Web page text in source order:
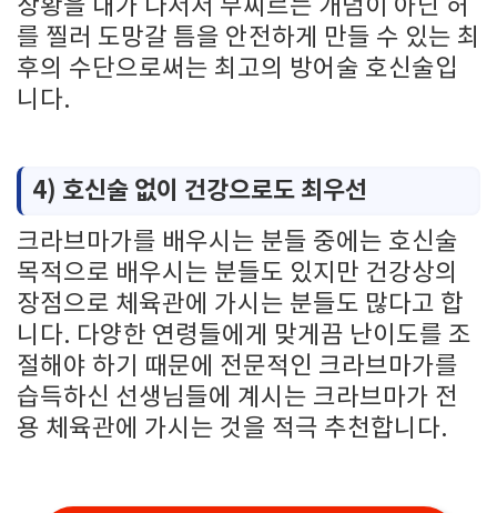
상황을 내가 나서서 무찌르는 개념이 아닌 허
를 찔러 도망갈 틈을 안전하게 만들 수 있는 최
후의 수단으로써는 최고의 방어술 호신술입
니다.
4) 호신술 없이 건강으로도 최우선
크라브마가를 배우시는 분들 중에는 호신술
목적으로 배우시는 분들도 있지만 건강상의
장점으로 체육관에 가시는 분들도 많다고 합
니다. 다양한 연령들에게 맞게끔 난이도를 조
절해야 하기 때문에 전문적인 크라브마가를
습득하신 선생님들에 계시는 크라브마가 전
용 체육관에 가시는 것을 적극 추천합니다.